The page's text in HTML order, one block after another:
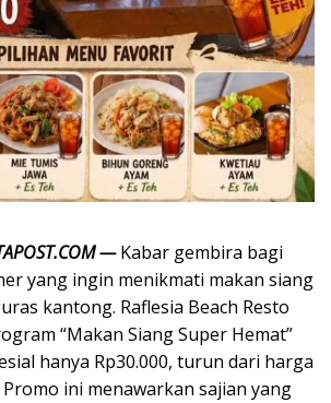
— Kabar gembira bagi
yang ingin menikmati makan siang
kantong. Raflesia Beach Resto
“Makan Siang Super Hemat”
hanya Rp30.000, turun dari harga
Promo ini menawarkan sajian yang